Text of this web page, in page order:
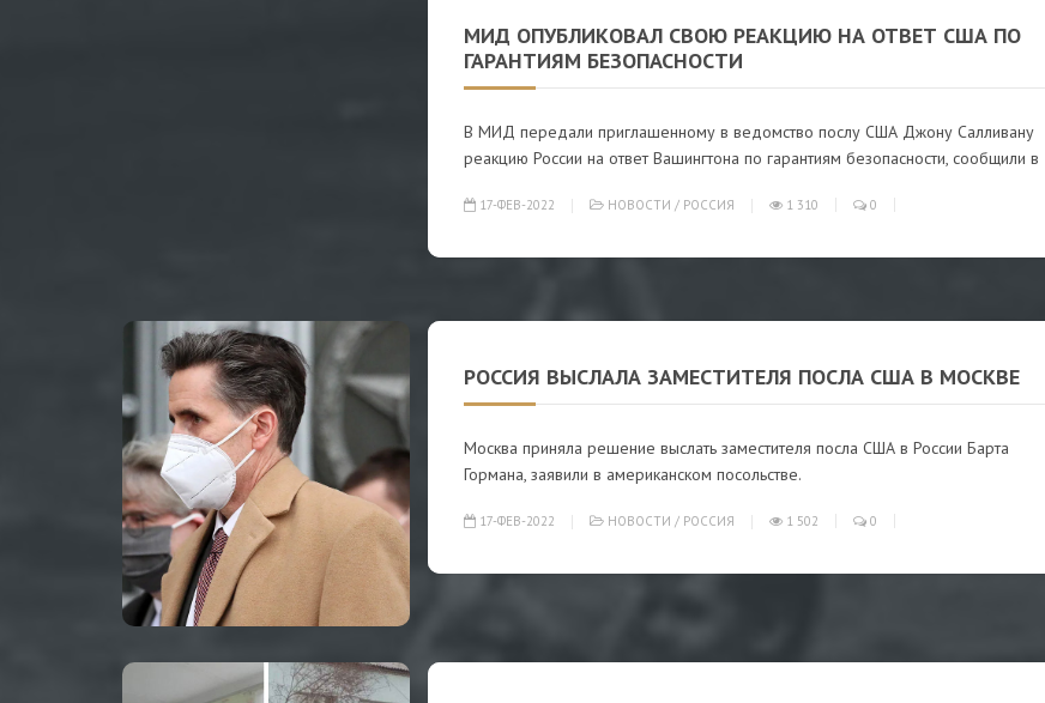
МИД ОПУБЛИКОВАЛ СВОЮ РЕАКЦИЮ НА ОТВЕТ США ПО
ГАРАНТИЯМ БЕЗОПАСНОСТИ
В МИД передали приглашенному в ведомство послу США Джону Салливану
реакцию России на ответ Вашингтона по гарантиям безопасности, сообщили в
17-ФЕВ-2022 НОВОСТИ / РОССИЯ 1 310 0
РОССИЯ ВЫСЛАЛА ЗАМЕСТИТЕЛЯ ПОСЛА США В МОСКВЕ
Москва приняла решение выслать заместителя посла США в России Барта
Гормана, заявили в американском посольстве.
17-ФЕВ-2022 НОВОСТИ / РОССИЯ 1 502 0